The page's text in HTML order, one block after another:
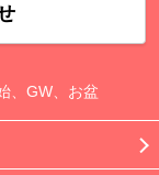
、GW、お盆